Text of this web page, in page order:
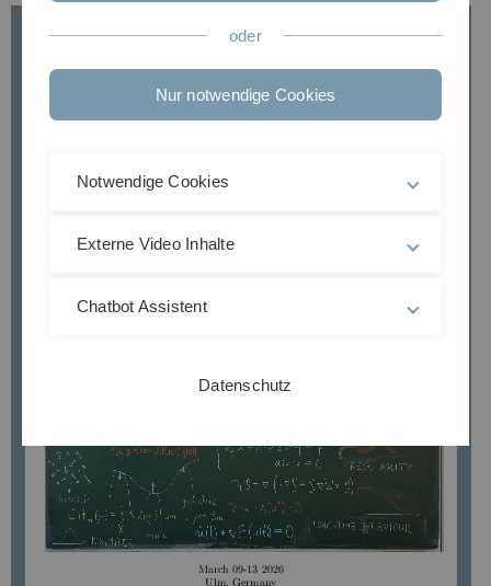
oder
Nur notwendige Cookies
Notwendige Cookies
Externe Video Inhalte
Chatbot Assistent
Datenschutz